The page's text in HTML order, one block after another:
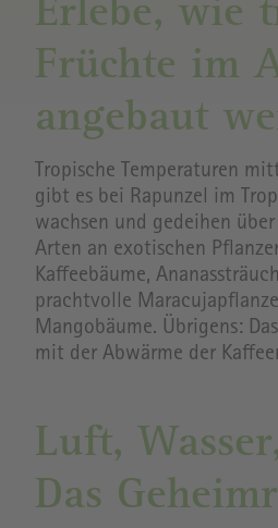
Erlebe, wie
Früchte im
angebaut
Tropische Temperaturen
gibt es bei Rapunzel im
wachsen und gedeihen
Arten an exotischen
Kaffeebäume,
prachtvolle
Mangobäume. Übrigens:
mit der Abwärme der
Luft,
Das